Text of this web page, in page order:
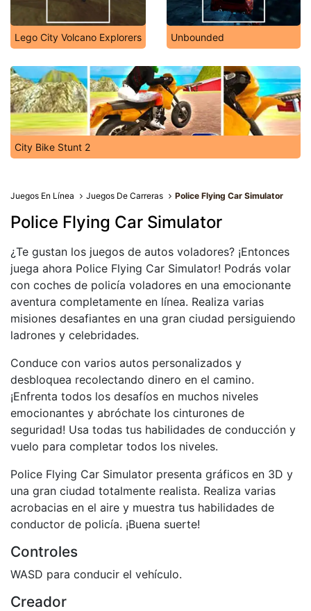
Lego City Volcano Explorers Unbounded
City Bike Stunt 2
Juegos En Línea Juegos De Carreras Police Flying Car Simulator
Police Flying Car Simulator
¿Te gustan los juegos de autos voladores? ¡Entonces
juega ahora Police Flying Car Simulator! Podrás volar
con coches de policía voladores en una emocionante
aventura completamente en línea. Realiza varias
misiones desafiantes en una gran ciudad persiguiendo
ladrones y celebridades.
Conduce con varios autos personalizados y
desbloquea recolectando dinero en el camino.
¡Enfrenta todos los desafíos en muchos niveles
emocionantes y abróchate los cinturones de
seguridad! Usa todas tus habilidades de conducción y
vuelo para completar todos los niveles.
Police Flying Car Simulator presenta gráficos en 3D y
una gran ciudad totalmente realista. Realiza varias
acrobacias en el aire y muestra tus habilidades de
conductor de policía. ¡Buena suerte!
Controles
WASD para conducir el vehículo.
Creador